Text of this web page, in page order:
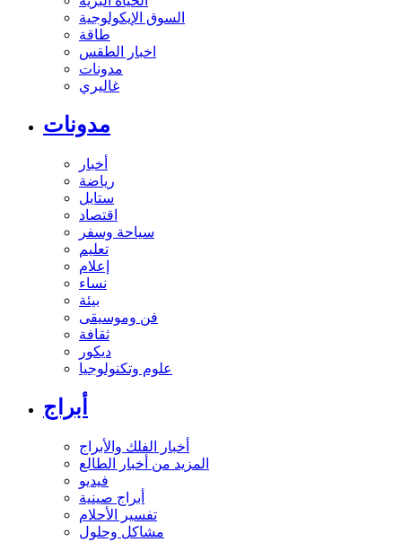
السوق الإيكولوجية
طاقة
اخبار الطقس
مدونات
غاليري
مدونات
أخبار
رياضة
ستايل
اقتصاد
سياحة وسفر
تعليم
إعلام
نساء
بيئة
فن وموسيقى
ثقافة
ديكور
علوم وتكنولوجيا
أبراج
أخبار الفلك والأبراج
المزيد من أخبار الطالع
فيديو
أبراج صينية
تفسير الأحلام
مشاكل وحلول